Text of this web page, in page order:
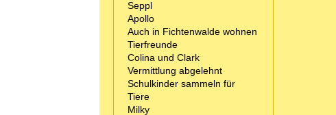
Seppl
Apollo
Auch in Fichtenwalde wohnen
Tierfreunde
Colina und Clark
Vermittlung abgelehnt
Schulkinder sammeln für
Tiere
Milky